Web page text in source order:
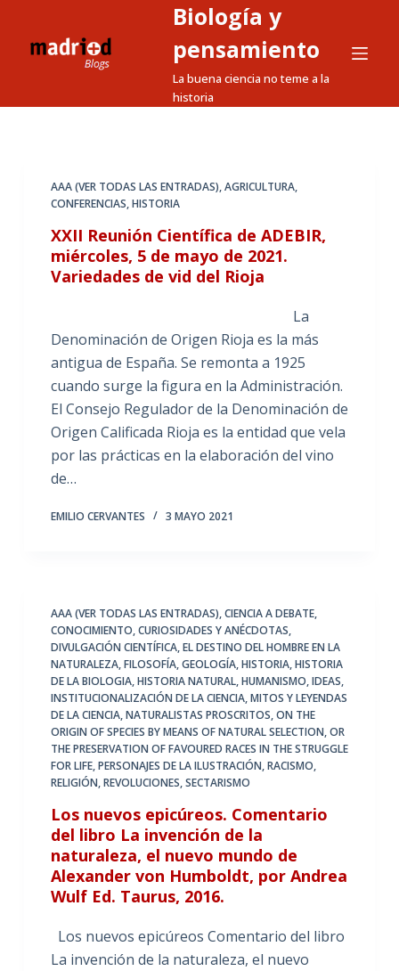
a
Biología y
pensamiento
La buena ciencia no teme a la
historia
AAA (VER TODAS LAS ENTRADAS),AGRICULTURA,
CONFERENCIAS,HISTORIA
XXII Reunión Científica de ADEBIR,
miércoles, 5 de mayo de 2021.
Variedades de vid del Rioja
La
Denominación de Origen Rioja es la más
antigua de España. Se remonta a 1925
cuando surge la figura en la Administración.
El Consejo Regulador de la Denominación de
Origen Calificada Rioja es la entidad que vela
por las prácticas en la elaboración del vino
de…
EMILIO CERVANTES 3 MAYO 2021
AAA (VER TODAS LAS ENTRADAS),CIENCIA A DEBATE,
CONOCIMIENTO,CURIOSIDADES Y ANÉCDOTAS,
DIVULGACIÓN CIENTÍFICA,EL DESTINO DEL HOMBRE EN LA
NATURALEZA,FILOSOFÍA,GEOLOGÍA,HISTORIA,HISTORIA
DE LA BIOLOGIA,HISTORIA NATURAL,HUMANISMO,IDEAS,
INSTITUCIONALIZACIÓN DE LA CIENCIA,MITOS Y LEYENDAS
DE LA CIENCIA,NATURALISTAS PROSCRITOS,ON THE
ORIGIN OF SPECIES BY MEANS OF NATURAL SELECTION,OR
THE PRESERVATION OF FAVOURED RACES IN THE STRUGGLE
FOR LIFE,PERSONAJES DE LA ILUSTRACIÓN,RACISMO,
RELIGIÓN,REVOLUCIONES,SECTARISMO
Los nuevos epicúreos. Comentario
del libro La invención de la
naturaleza, el nuevo mundo de
Alexander von Humboldt, por Andrea
Wulf Ed. Taurus, 2016.
Los nuevos epicúreos Comentario del libro
La invención de la naturaleza, el nuevo